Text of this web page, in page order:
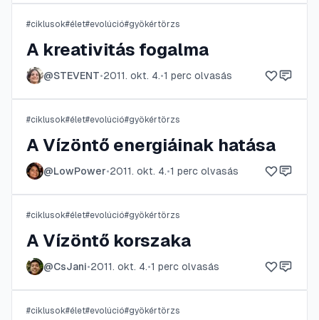
#ciklusok#élet#evolúció#gyökértörzs
A kreativitás fogalma
@STEVENT•2011. okt. 4.•1 perc olvasás
#ciklusok#élet#evolúció#gyökértörzs
A Vízöntő energiáinak hatása
@LowPower•2011. okt. 4.•1 perc olvasás
#ciklusok#élet#evolúció#gyökértörzs
A Vízöntő korszaka
@CsJani•2011. okt. 4.•1 perc olvasás
#ciklusok#élet#evolúció#gyökértörzs